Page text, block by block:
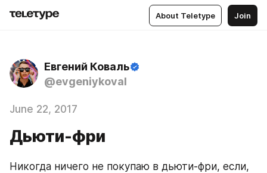
About Teletype Join
Евгений Коваль
@evgeniykoval
June 22, 2017
Дьюти-фри
Никогда ничего не покупаю в дьюти-фри, если,